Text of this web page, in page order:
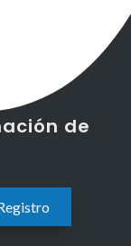
de